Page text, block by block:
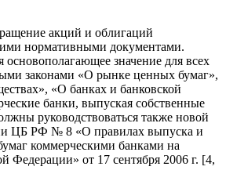
акций и облигаций
нормативными документами.
значение для всех
законами «О рынке ценных бумаг»,
«О банках и банковской
банки, выпуская собственные
руководствоваться также новой
ЦБ РФ № 8 «О правилах выпуска и
коммерческими банками на
Федерации» от 17 сентября 2006 г. [4,